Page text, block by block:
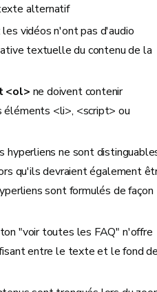
alternatif
les vidéos n'ont pas d'audio
textuelle du contenu de la
<ol> ne doivent contenir
éléments <li>, <script> ou
hyperliens ne sont
qu'ils devraient également
sont formulés de façon
"voir toutes les FAQ" n'offre
entre le texte et le fond